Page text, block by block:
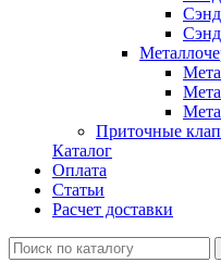
Приточные
Каталог
Оплата
Статьи
Расчет доставки